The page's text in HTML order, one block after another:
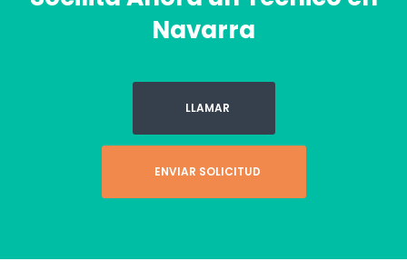
Navarra
LLAMAR
ENVIAR SOLICITUD